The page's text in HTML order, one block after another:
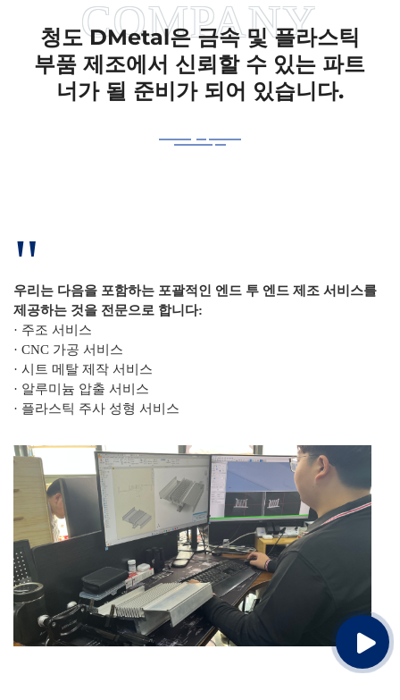
청도 DMetal은 금속 및 플라스틱
부품 제조에서 신뢰할 수 있는 파트
너가 될 준비가 되어 있습니다.
"
우리는 다음을 포함하는 포괄적인 엔드 투 엔드 제조 서비스를
제공하는 것을 전문으로 합니다:
· 주조 서비스
· CNC 가공 서비스
· 시트 메탈 제작 서비스
· 알루미늄 압출 서비스
· 플라스틱 주사 성형 서비스